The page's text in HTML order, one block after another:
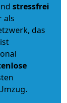
stressfrei
als
das